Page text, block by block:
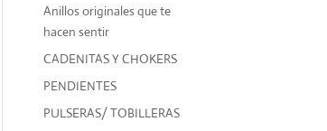
Anillos originales que te
hacen sentir
CADENITAS Y CHOKERS
PENDIENTES
PULSERAS/ TOBILLERAS